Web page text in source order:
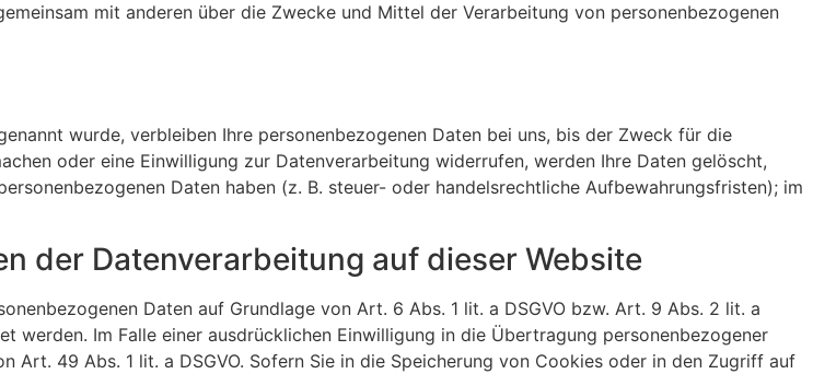
mit anderen über die Zwecke und Mittel der Verarbeitung von personenbezogenen
wurde, verbleiben Ihre personenbezogenen Daten bei uns, bis der Zweck für die
oder eine Einwilligung zur Datenverarbeitung widerrufen, werden Ihre Daten gelöscht,
Daten haben (z. B. steuer- oder handelsrechtliche Aufbewahrungsfristen); im
der Datenverarbeitung auf dieser Website
Daten auf Grundlage von Art. 6 Abs. 1 lit. a DSGVO bzw. Art. 9 Abs. 2 lit. a
werden. Im Falle einer ausdrücklichen Einwilligung in die Übertragung personenbezogener
49 Abs. 1 lit. a DSGVO. Sofern Sie in die Speicherung von Cookies oder in den Zugriff auf